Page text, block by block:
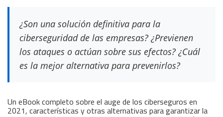
¿Son una solución definitiva para la
ciberseguridad de las empresas? ¿Previenen
los ataques o actúan sobre sus efectos? ¿Cuál
es la mejor alternativa para prevenirlos?
Un eBook completo sobre el auge de los ciberseguros en
2021, características y otras alternativas para garantizar la